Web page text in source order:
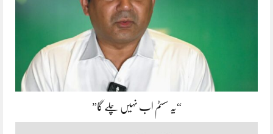
“یہ سسٹم اب نہیں چلے گا”